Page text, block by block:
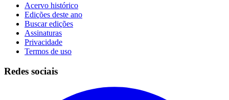
Acervo histórico
Edições deste ano
Buscar edições
Assinaturas
Privacidade
Termos de uso
Redes sociais